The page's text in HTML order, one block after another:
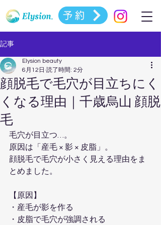
予約
記事
顔脱毛で毛穴が目立ちにく
くなる理由｜千歳烏山 顔脱
毛
Elysion beauty
6月12日 読了時間: 2分
毛穴が目立つ…。
原因は「産毛 × 影 × 皮脂」。
顔脱毛で毛穴が小さく見える理由をま
とめました。
【原因】
・産毛が影を作る
・皮脂で毛穴が強調される